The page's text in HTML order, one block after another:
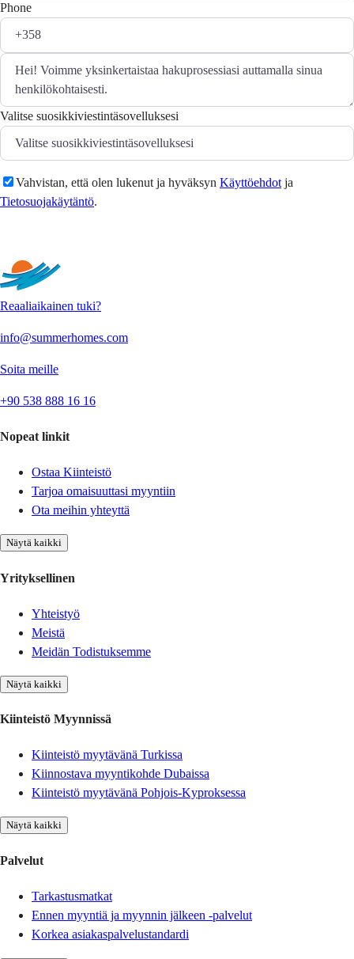
Phone
Valitse suosikkiviestintäsovelluksesi
Vahvistan, että olen lukenut ja hyväksyn Käyttöehdotja
Tietosuojakäytäntö.
Reaaliaikainen tuki?
info@summerhomes.com
Soita meille
+90 538 888 16 16
Nopeat linkit
Ostaa Kiinteistö
Tarjoa omaisuuttasi myyntiin
Ota meihin yhteyttä
Näytä kaikki
Yrityksellinen
Yhteistyö
Meistä
Meidän Todistuksemme
Näytä kaikki
Kiinteistö Myynnissä
Kiinteistö myytävänä Turkissa
Kiinnostava myyntikohde Dubaissa
Kiinteistö myytävänä Pohjois-Kyproksessa
Näytä kaikki
Palvelut
Tarkastusmatkat
Ennen myyntiä ja myynnin jälkeen -palvelut
Korkea asiakaspalvelustandardi